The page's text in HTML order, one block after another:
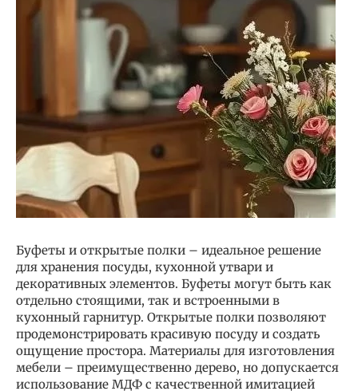
Буфеты и открытые полки – идеальное решение
для хранения посуды, кухонной утвари и
декоративных элементов. Буфеты могут быть как
отдельно стоящими, так и встроенными в
кухонный гарнитур. Открытые полки позволяют
продемонстрировать красивую посуду и создать
ощущение простора. Материалы для изготовления
мебели – преимущественно дерево, но допускается
использование МДФ с качественной имитацией